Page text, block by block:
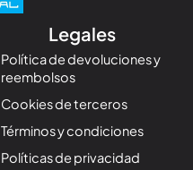
Legales
Política de devoluciones y
reembolsos
Cookies de terceros
Términos y condiciones
Políticas de privacidad